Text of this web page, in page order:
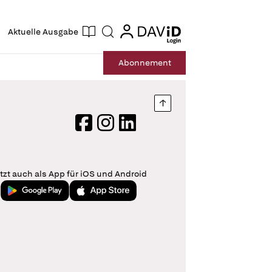
Aktuelle Ausgabe Suche login
login
Abonnement
Nach oben springen
FacebookInstagram
LinkedIn
auch als App für iOS und Android
Jetzt bei Google PlayLaden im App Store